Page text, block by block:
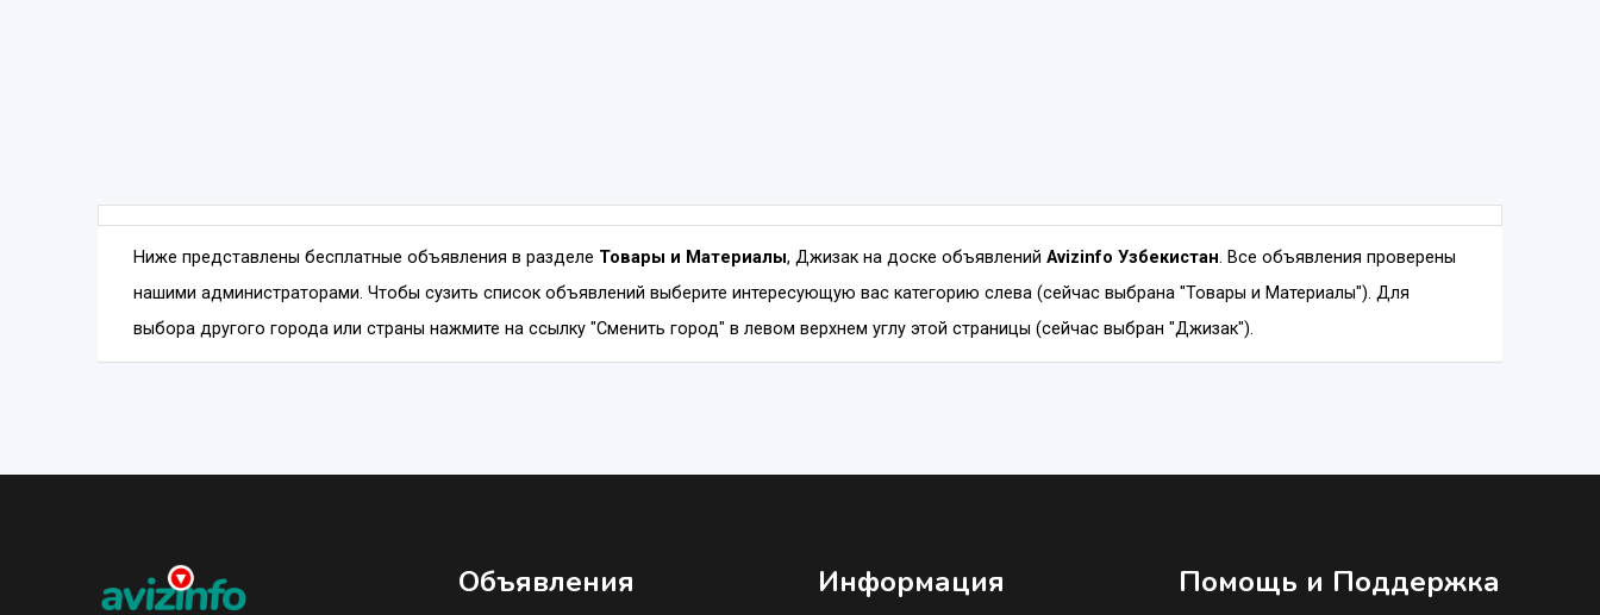
Ниже представлены бесплатные объявления в разделе Товары и Материалы, Джизак на доске объявлений Avizinfo Узбекистан. Все объявления проверены
нашими администраторами. Чтобы сузить список объявлений выберите интересующую вас категорию слева (сейчас выбрана "Товары и Материалы"). Для
выбора другого города или страны нажмите на ссылку "Сменить город" в левом верхнем углу этой страницы (сейчас выбран "Джизак").
Объявления Информация Помощь и Поддержка